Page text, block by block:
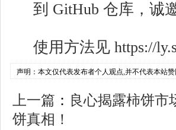
到 GitHub 仓库，诚
使用方法见 https://
声明：本文仅代表发布者个人观点,并不代表本站
上一篇 ： 良心揭露柿饼市
饼真相！